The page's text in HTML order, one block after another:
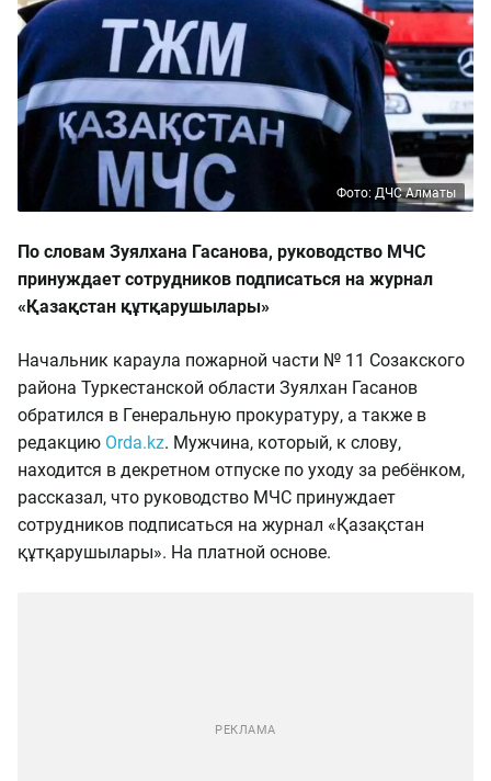
Фото: ДЧС Алматы
По словам Зуялхана Гасанова, руководство МЧС
принуждает сотрудников подписаться на журнал
«Қазақстан құтқарушылары»
Начальник караула пожарной части № 11 Созакского
района Туркестанской области Зуялхан Гасанов
обратился в Генеральную прокуратуру, а также в
редакцию Orda.kz. Мужчина, который, к слову,
находится в декретном отпуске по уходу за ребёнком,
рассказал, что руководство МЧС принуждает
сотрудников подписаться на журнал «Қазақстан
құтқарушылары». На платной основе.